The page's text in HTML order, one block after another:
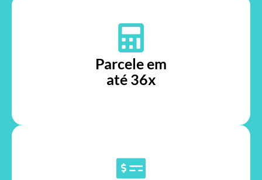
Parcele em
até 36x